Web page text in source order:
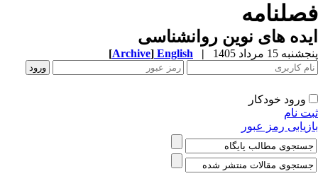
های نوین روانشناسی
15 مرداد 1405 |
English
[Archive]
ورود خودکار
نام
رمز عبور